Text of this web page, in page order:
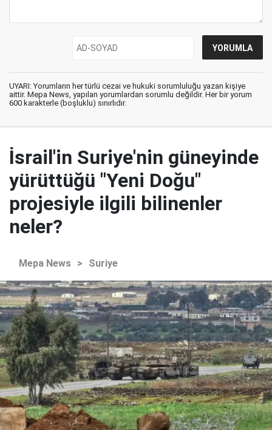
UYARI: Yorumların her türlü cezai ve hukuki sorumluluğu yazan kişiye
aittir. Mepa News, yapılan yorumlardan sorumlu değildir. Her bir yorum
600 karakterle (boşluklu) sınırlıdır.
İsrail'in Suriye'nin güneyinde
yürüttüğü "Yeni Doğu"
projesiyle ilgili bilinenler
neler?
Mepa News > Suriye